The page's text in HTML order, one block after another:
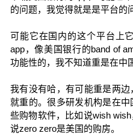
的问题，我觉得就是是平台的
可能它在国内的这个平台上
app，像美国银行的band of
功能性的，我不知道重是在中
我有没有哈，有可能重是两
就重的。很多研发机构是在
些购物软件，比如说wish
说zero zero是美国的购房。